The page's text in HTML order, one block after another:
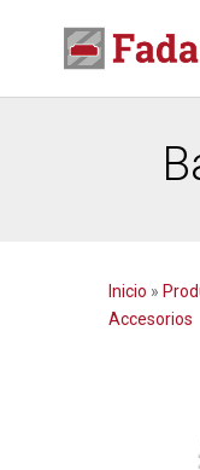
Inicio »
Accesorios